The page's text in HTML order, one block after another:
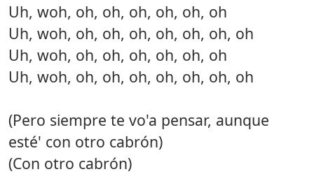
Uh, woh, oh, oh, oh, oh, oh, oh
Uh, woh, oh, oh, oh, oh, oh, oh, oh
Uh, woh, oh, oh, oh, oh, oh, oh
Uh, woh, oh, oh, oh, oh, oh, oh, oh
(Pero siempre te vo'a pensar, aunque
esté' con otro cabrón)
(Con otro cabrón)